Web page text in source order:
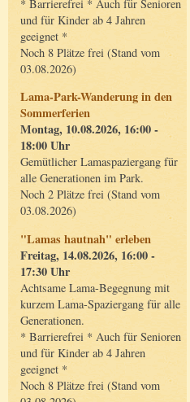
* Barrierefrei * Auch für Senioren
und für Kinder ab 4 Jahren
geeignet *
Noch 8 Plätze frei (Stand vom
03.08.2026)
Lama-Park-Wanderung in den
Sommerferien
Montag, 10.08.2026, 16:00 -
18:00 Uhr
Gemütlicher Lamaspaziergang für
alle Generationen im Park.
Noch 2 Plätze frei (Stand vom
03.08.2026)
"Lamas hautnah" erleben
Freitag, 14.08.2026, 16:00 -
17:30 Uhr
Achtsame Lama-Begegnung mit
kurzem Lama-Spaziergang für alle
Generationen.
* Barrierefrei * Auch für Senioren
und für Kinder ab 4 Jahren
geeignet *
Noch 8 Plätze frei (Stand vom